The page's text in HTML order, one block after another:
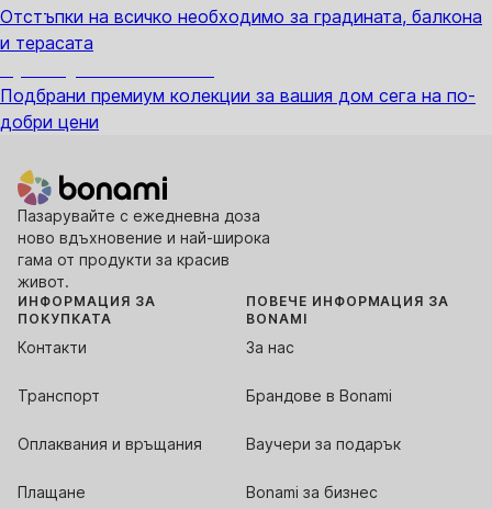
Отстъпки на всичко необходимо за градината, балкона
и терасата
Подбрани премиум колекции за вашия дом сега на по-
добри цени
Пазарувайте с ежедневна доза
ново вдъхновение и най-широка
гама от продукти за красив
живот.
ИНФОРМАЦИЯ ЗА
ПОКУПКАТА
Контакти
Транспорт
Оплаквания и връщания
Плащане
ПОВЕЧЕ ИНФОРМАЦИЯ ЗА
BONAMI
За нас
Брандове в Bonami
Ваучери за подарък
Bonami за бизнес